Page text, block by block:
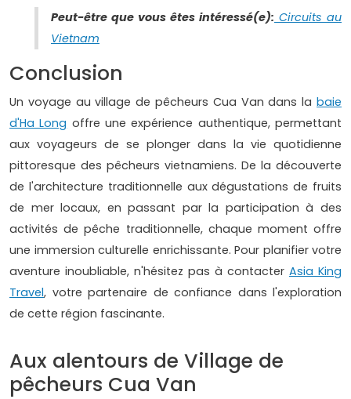
Peut-être que vous êtes intéressé(e): Circuits au
Vietnam
Conclusion
Un voyage au village de pêcheurs Cua Van dans la baie
d'Ha Long offre une expérience authentique, permettant
aux voyageurs de se plonger dans la vie quotidienne
pittoresque des pêcheurs vietnamiens. De la découverte
de l'architecture traditionnelle aux dégustations de fruits
de mer locaux, en passant par la participation à des
activités de pêche traditionnelle, chaque moment offre
une immersion culturelle enrichissante. Pour planifier votre
aventure inoubliable, n'hésitez pas à contacter Asia King
Travel, votre partenaire de confiance dans l'exploration
de cette région fascinante.
Aux alentours de Village de
pêcheurs Cua Van